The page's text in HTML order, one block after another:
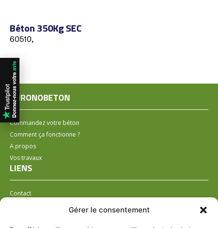
Gérer le consentement
Béton 350Kg SEC
60510,
CHRONOBETON
Commandez votre béton
Comment ça fonctionne ?
A propos
Vos travaux
LIENS
Contact